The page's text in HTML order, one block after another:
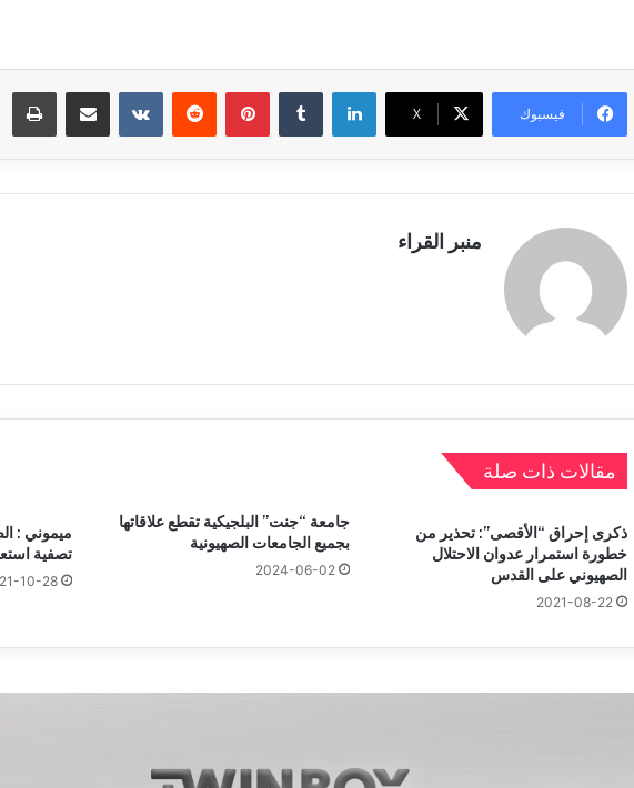
فيسبوك X
لينكدإن بينتيريست مشاركة عبر البريد
منبر القراء
مقالات ذات صلة
ذكرى إحراق “الأقصى”: تحذير من
خطورة استمرار عدوان الاحتلال
الصهيوني على القدس
2021-08-22
جامعة “جنت” البلجيكية تقطع علاقاتها
بجميع الجامعات الصهيونية
2024-06-02
ميموني :
تصفية
10-28